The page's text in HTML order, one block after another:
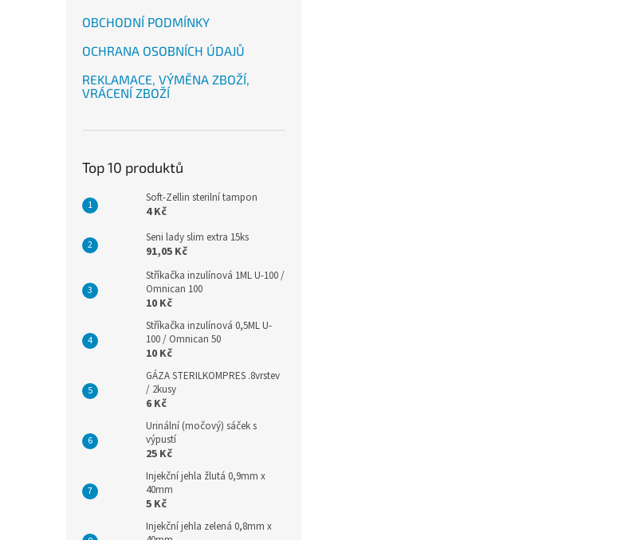
OBCHODNÍ PODMÍNKY
OCHRANA OSOBNÍCH ÚDAJŮ
REKLAMACE, VÝMĚNA ZBOŽÍ,
VRÁCENÍ ZBOŽÍ
Top 10 produktů
Soft-Zellin sterilní tampon
4 Kč
Seni lady slim extra 15ks
91,05 Kč
Stříkačka inzulínová 1ML U-100 /
Omnican 100
10 Kč
Stříkačka inzulínová 0,5ML U-
100 / Omnican 50
10 Kč
GÁZA STERILKOMPRES .8vrstev
/ 2kusy
6 Kč
Urinální (močový) sáček s
výpustí
25 Kč
Injekční jehla žlutá 0,9mm x
40mm
5 Kč
Injekční jehla zelená 0,8mm x